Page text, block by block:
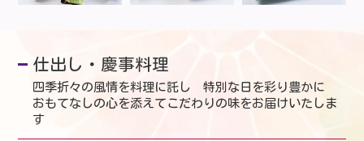
仕出し・慶事料理
四季折々の風情を料理に託し 特別な日を彩り豊かに
おもてなしの心を添えてこだわりの味をお届けいたしま
す